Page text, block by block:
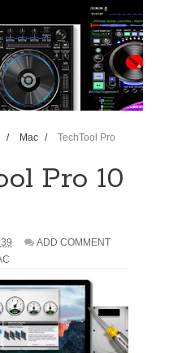
/ Mac /
TechTool Pro
Pro 10
ADD COMMENT